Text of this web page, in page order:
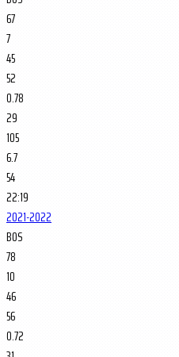
67
7
45
52
0.78
29
105
6.7
54
22:19
2021-2022
BOS
78
10
46
56
0.72